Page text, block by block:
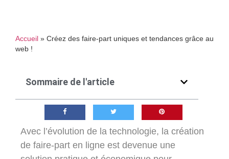
Accueil » Créez des faire-part uniques et tendances grâce au
web !
Sommaire de l'article
Avec l’évolution de la technologie, la création
de faire-part en ligne est devenue une